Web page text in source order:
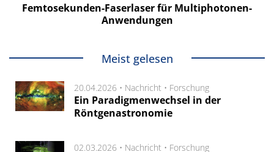
Femtosekunden-Faserlaser für Multiphotonen-
Anwendungen
Meist gelesen
20.04.2026 • Nachricht • Forschung
Ein Paradigmenwechsel in der
Röntgenastronomie
02.03.2026 • Nachricht • Forschung